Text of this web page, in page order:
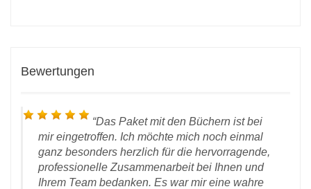
Bewertungen
Das Paket mit den Büchern ist bei
mir eingetroffen. Ich möchte mich noch einmal
ganz besonders herzlich für die hervorragende,
professionelle Zusammenarbeit bei Ihnen und
Ihrem Team bedanken. Es war mir eine wahre